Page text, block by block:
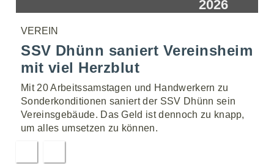
2026
VEREIN
SSV Dhünn saniert Vereinsheim
mit viel Herzblut
Mit 20 Arbeitssamstagen und Handwerkern zu
Sonderkonditionen saniert der SSV Dhünn sein
Vereinsgebäude. Das Geld ist dennoch zu knapp,
um alles umsetzen zu können.